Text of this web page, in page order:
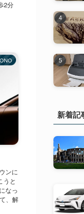
2分
ンに
うと
なっ
、解
新着記